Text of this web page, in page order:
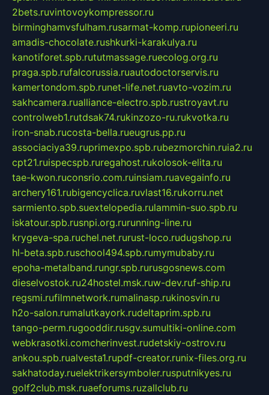
2bets.ruvintovoykompressor.ru
birminghamvsfulham.rusarmat-komp.rupioneeri.ru
amadis-chocolate.rushkurki-karakulya.ru
kanotiforet.spb.rututmassage.ruecolog.org.ru
praga.spb.rufalcorussia.ruautodoctorservis.ru
kamertondom.spb.runet-life.net.ruavto-vozim.ru
sakhcamera.rualliance-electro.spb.rustroyavt.ru
controlweb1.rutdsak74.rukinzozo-ru.rukvotka.ru
iron-snab.rucosta-bella.rueugrus.pp.ru
associaciya39.ruprimexpo.spb.rubezmorchin.ruia2.ru
cpt21.ruispecspb.ruregahost.rukolosok-elita.ru
tae-kwon.ruconsrio.com.ruinsiam.ruavegainfo.ru
archery161.rubigencyclica.ruvlast16.rukorru.net
sarmiento.spb.suextelopedia.rulammin-suo.spb.ru
iskatour.spb.rusnpi.org.rurunning-line.ru
krygeva-spa.ruchel.net.rurust-loco.rudugshop.ru
hl-beta.spb.ruschool494.spb.rumymubaby.ru
epoha-metalband.rungr.spb.rurusgosnews.com
dieselvostok.ru24hostel.msk.ruw-dev.ruf-ship.ru
regsmi.rufilmnetwork.rumalinasp.rukinosvin.ru
h2o-salon.rumalutkayork.rudeltaprim.spb.ru
tango-perm.rugooddir.rusgv.sumultiki-online.com
webkrasotki.comcherinvest.rudetskiy-ostrov.ru
ankou.spb.rualvesta1.rupdf-creator.runix-files.org.ru
sakhatoday.ruelektrikersymboler.rusputnikyes.ru
golf2club.msk.ruaeforums.ruzallclub.ru